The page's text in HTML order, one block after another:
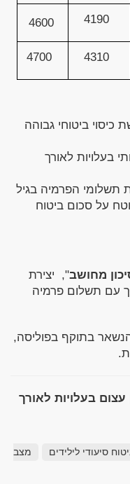
4190
4600
4310
4700
כיסוי ביטוחי גבוהה
בעלויות לאורך
תשלומי הפרמיה בגיל
מבוטח על סכום ביטוח
מחושב", יצירת
עם תשלום פרמיה
בתוקף בפוליסה,
בעלויות לאורך
סיעודי לילידים
מצב